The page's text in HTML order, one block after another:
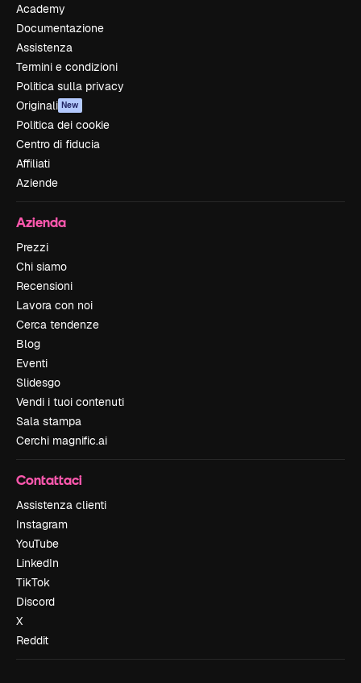
Academy
Documentazione
Assistenza
Termini e condizioni
Politica sulla privacy
Originali New
Politica dei cookie
Centro di fiducia
Affiliati
Aziende
Azienda
Prezzi
Chi siamo
Recensioni
Lavora con noi
Cerca tendenze
Blog
Eventi
Slidesgo
Vendi i tuoi contenuti
Sala stampa
Cerchi magnific.ai
Contattaci
Assistenza clienti
Instagram
YouTube
LinkedIn
TikTok
Discord
X
Reddit